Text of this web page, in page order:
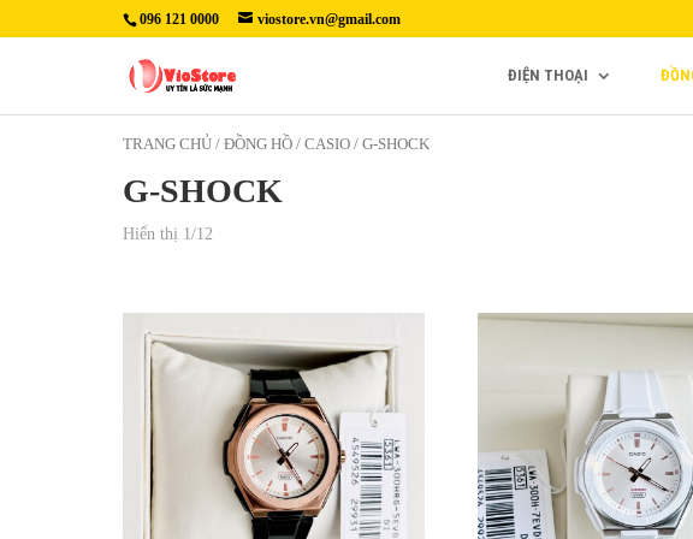
096 121 0000 viostore.vn@gmail.com
ĐIỆN THOẠI
TRANG CHỦ / ĐỒNG HỒ / CASIO / G-SHOCK
G-SHOCK
Hiển thị 1/12
1,190,000₫
Thương hiệu: Casio
Dòng sản phẩm: Baby G-LWA-
300HRG-5EVDF
1,290,000₫
Thương hiệu: Casio
Dòng sản phẩm: Baby G
Mã sản phẩm: LWA-